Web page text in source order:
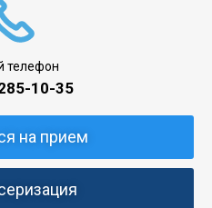
телефон
10-35
на прием